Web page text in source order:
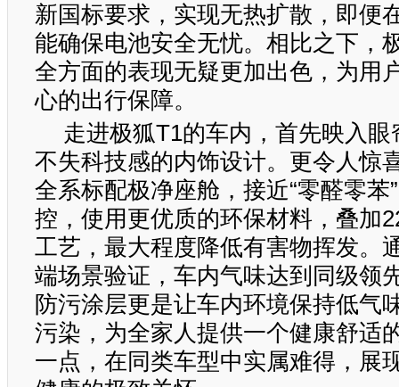
新国标要求，实现无热扩散，即便
能确保电池安全无忧。相比之下，
全方面的表现无疑更加出色，为用
心的出行保障。
走进极狐T1的车内，首先映入
不失科技感的内饰设计。更令人惊
全系标配极净座舱，接近“零醛零苯
控，使用更优质的环保材料，叠加
工艺，最大程度降低有害物挥发。
端场景验证，车内气味达到同级领
防污涂层更是让车内环境保持低气
污染，为全家人提供一个健康舒适
一点，在同类车型中实属难得，展